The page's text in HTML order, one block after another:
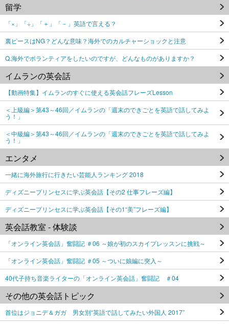
留学
「×」「÷」「＋」「－」英語で言える？
裏ピースはNG？どんな意味？海外でのカルチャーショックと注意
Q.海外でボランティアをしたいのですが、どんなものがありますか？
イムランの英会話
【動画特集】イムランのすぐに使える英会話フレーズLesson
＜上級編＞第43～46回／イムランの「週末のできごとを英語で話してみよ
う！」
＜中級編＞第43～46回／イムランの「週末のできごとを英語で話してみよ
う！」
エンタメ
一緒に海外旅行に行きたい芸能人ランキング 2018
ディズニープリンセスに学ぶ英会話【その2 仕事フレーズ編】
ディズニープリンセスに学ぶ英会話【その1“美”フレーズ編】
英会話教室 - 体験談
「オンライン英会話」奮闘記 ＃06 ～娘が初のスカイプレッスンに挑戦～
「オンライン英会話」奮闘記 ＃05 ～ついに娘編に突入～
40代子持ち音楽ライターの「オンライン英会話」奮闘記 ＃04
その他の英会話トピック
首位はジョニデ＆ガガ 男女別“英語で話してみたい外国人 2017”